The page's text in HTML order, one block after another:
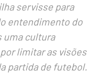
servisse para
entendimento do
uma cultura
limitar as visões
partida de futebol.